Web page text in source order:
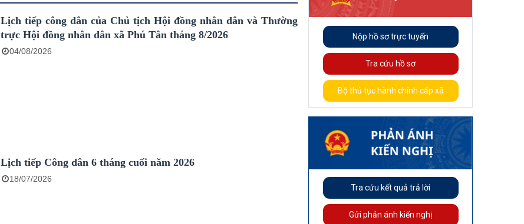
Lịch tiếp công dân của Chủ tịch Hội đồng nhân dân và Thường
trực Hội đồng nhân dân xã Phú Tân tháng 8/2026
04/08/2026
Lịch tiếp Công dân 6 tháng cuối năm 2026
18/07/2026
Nộp hồ sơ trực tuyến
Tra cứu hồ sơ
Bộ thủ tục hành chính cấp xã
Tra cứu kết quả trả lời
Gửi phản ánh kiến nghị